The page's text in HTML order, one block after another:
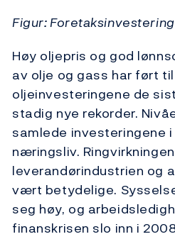
Figur:
Høy oljepris og god
av olje og gass har ført
oljeinvesteringene de
stadig nye rekorder.
samlede investeringene
næringsliv.
leverandørindustrien og
vært betydelige.
seg høy, og
finanskrisen slo inn i